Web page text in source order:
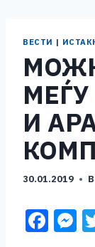
ВЕСТИ |
И
30.01.2019
F M